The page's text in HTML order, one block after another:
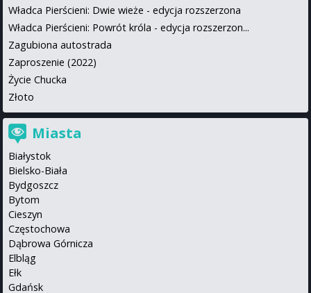
Władca Pierścieni: Dwie wieże - edycja rozszerzona
Władca Pierścieni: Powrót króla - edycja rozszerzon...
Zagubiona autostrada
Zaproszenie (2022)
Życie Chucka
Złoto
Miasta
Białystok
Bielsko-Biała
Bydgoszcz
Bytom
Cieszyn
Częstochowa
Dąbrowa Górnicza
Elbląg
Ełk
Gdańsk